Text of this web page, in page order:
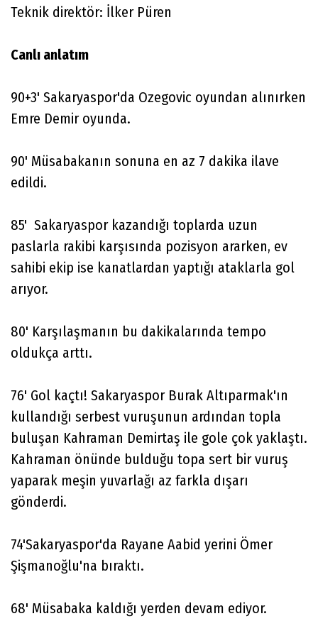
Teknik direktör: İlker Püren
Canlı anlatım
90+3' Sakaryaspor'da Ozegovic oyundan alınırken
Emre Demir oyunda.
90' Müsabakanın sonuna en az 7 dakika ilave
edildi.
85' Sakaryaspor kazandığı toplarda uzun
paslarla rakibi karşısında pozisyon ararken, ev
sahibi ekip ise kanatlardan yaptığı ataklarla gol
arıyor.
80' Karşılaşmanın bu dakikalarında tempo
oldukça arttı.
76' Gol kaçtı! Sakaryaspor Burak Altıparmak'ın
kullandığı serbest vuruşunun ardından topla
buluşan Kahraman Demirtaş ile gole çok yaklaştı.
Kahraman önünde bulduğu topa sert bir vuruş
yaparak meşin yuvarlağı az farkla dışarı
gönderdi.
74'Sakaryaspor'da Rayane Aabid yerini Ömer
Şişmanoğlu'na bıraktı.
68' Müsabaka kaldığı yerden devam ediyor.